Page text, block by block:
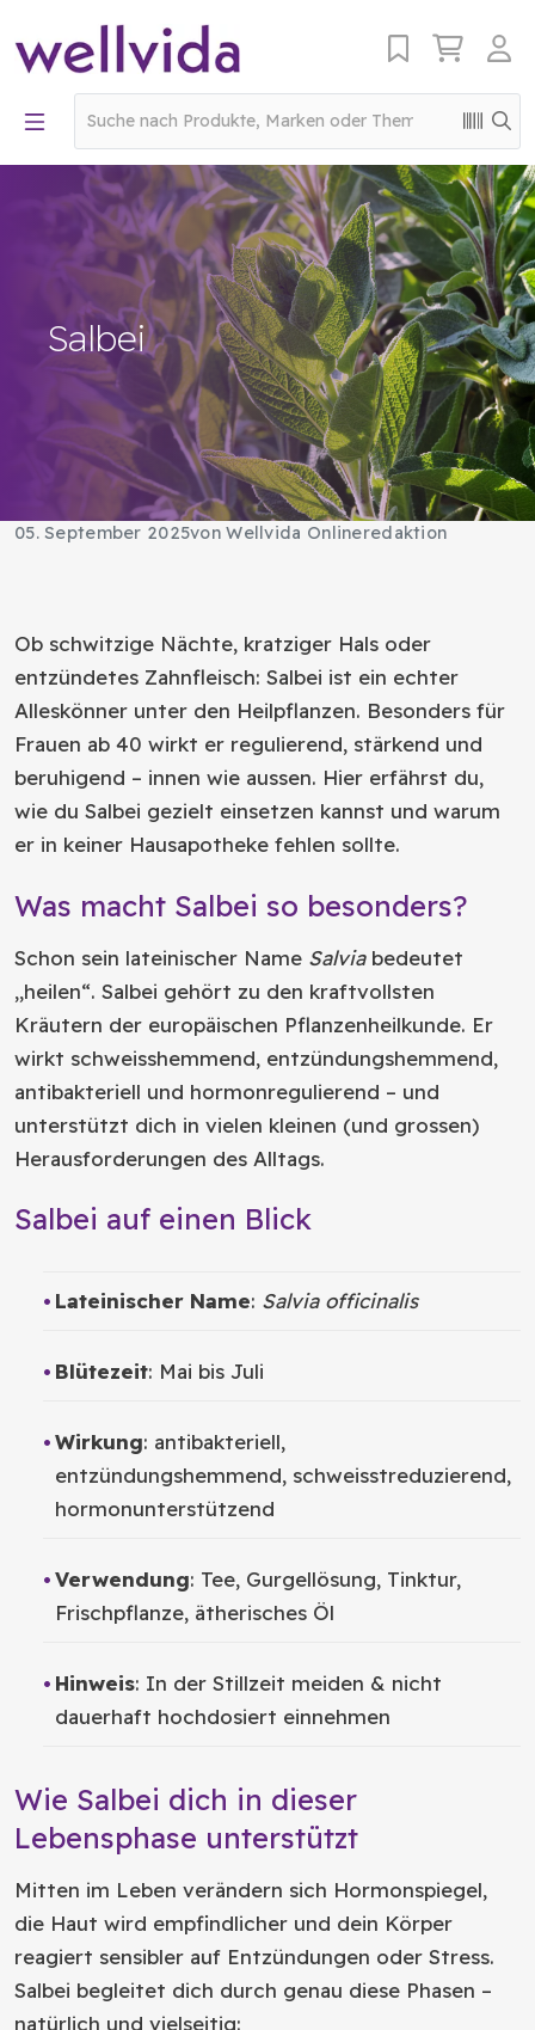
Salbei
05. September 2025von Wellvida Onlineredaktion
Ob schwitzige Nächte, kratziger Hals oder
entzündetes Zahnfleisch: Salbei ist ein echter
Alleskönner unter den Heilpflanzen. Besonders für
Frauen ab 40 wirkt er regulierend, stärkend und
beruhigend – innen wie aussen. Hier erfährst du,
wie du Salbei gezielt einsetzen kannst und warum
er in keiner Hausapotheke fehlen sollte.
Was macht Salbei so besonders?
Schon sein lateinischer Name Salviabedeutet
„heilen“. Salbei gehört zu den kraftvollsten
Kräutern der europäischen Pflanzenheilkunde. Er
wirkt schweisshemmend, entzündungshemmend,
antibakteriell und hormonregulierend – und
unterstützt dich in vielen kleinen (und grossen)
Herausforderungen des Alltags.
Salbei auf einen Blick
Lateinischer Name: Salvia officinalis
Blütezeit: Mai bis Juli
Wirkung: antibakteriell,
entzündungshemmend, schweisstreduzierend,
hormonunterstützend
Verwendung: Tee, Gurgellösung, Tinktur,
Frischpflanze, ätherisches Öl
Hinweis: In der Stillzeit meiden & nicht
dauerhaft hochdosiert einnehmen
Wie Salbei dich in dieser
Lebensphase unterstützt
Mitten im Leben verändern sich Hormonspiegel,
die Haut wird empfindlicher und dein Körper
reagiert sensibler auf Entzündungen oder Stress.
Salbei begleitet dich durch genau diese Phasen –
natürlich und vielseitig: